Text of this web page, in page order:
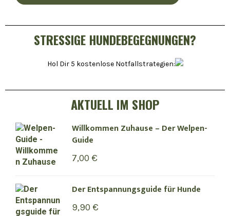
STRESSIGE HUNDEBEGEGNUNGEN?
Hol Dir 5 kostenlose Notfallstrategien:
AKTUELL IM SHOP
Willkommen Zuhause – Der Welpen-
Guide
7,00 €
Der Entspannungsguide für Hunde
9,90 €